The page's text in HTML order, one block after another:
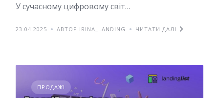
У сучасному цифровому світ…
23.04.2025 АВТОР IRINA_LANDING ЧИТАТИ ДАЛІ
ПРОДАЖІ